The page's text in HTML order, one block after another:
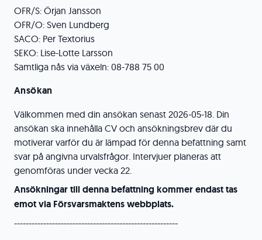
OFR/S: Örjan Jansson
OFR/O: Sven Lundberg
SACO: Per Textorius
SEKO: Lise-Lotte Larsson
Samtliga nås via växeln: 08-788 75 00
Ansökan
Välkommen med din ansökan senast 2026-05-18. Din
ansökan ska innehålla CV och ansökningsbrev där du
motiverar varför du är lämpad för denna befattning samt
svar på angivna urvalsfrågor. Intervjuer planeras att
genomföras under vecka 22.
Ansökningar till denna befattning kommer endast tas
emot via Försvarsmaktens webbplats.
--------------------------------------------------------